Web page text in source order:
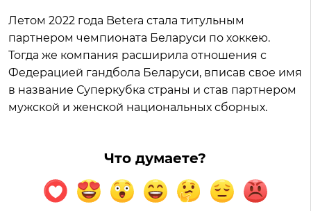
Летом 2022 года Betera стала титульным
партнером чемпионата Беларуси по хоккею.
Тогда же компания расширила отношения с
Федерацией гандбола Беларуси, вписав свое имя
в название Суперкубка страны и став партнером
мужской и женской национальных сборных.
Что думаете?